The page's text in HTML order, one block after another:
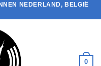
NEDERLAND, BELGIË
0